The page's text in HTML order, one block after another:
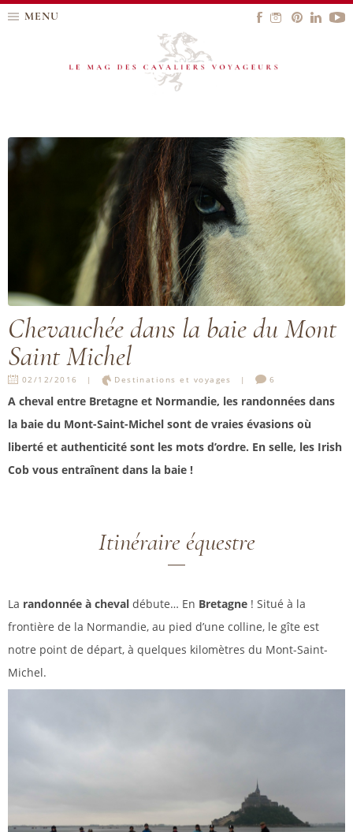
MENU
Chevauchée dans la baie du Mont
Saint Michel
02/12/2016 Destinations et voyages 6
A cheval entre Bretagne et Normandie, les randonnées dans
la baie du Mont-Saint-Michel sont de vraies évasions où
liberté et authenticité sont les mots d’ordre. En selle, les Irish
Cob vous entraînent dans la baie !
Itinéraire équestre
La randonnée à cheval débute… En Bretagne ! Situé à la
frontière de la Normandie, au pied d’une colline, le gîte est
notre point de départ, à quelques kilomètres du Mont-Saint-
Michel.